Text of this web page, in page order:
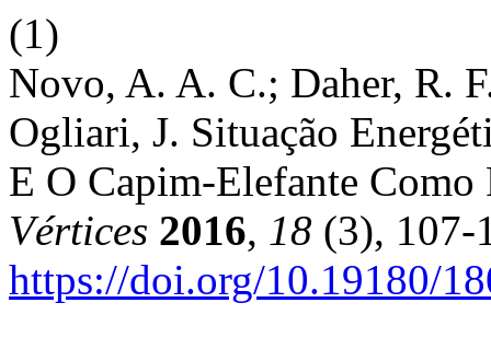
(1)
Novo, A. A. C.; Daher, R.
Ogliari, J. Situação
E O Capim-Elefante
Vértices 2016, 18 (3), 107-
https://doi.org/10.19180/